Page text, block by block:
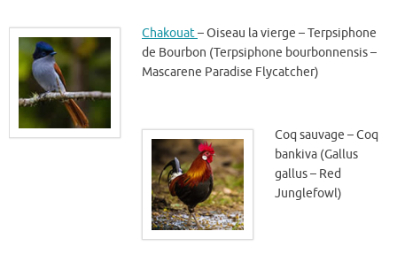
Chakouat– Oiseau la vierge – Terpsiphone
de Bourbon (Terpsiphone bourbonnensis –
Mascarene Paradise Flycatcher)
Coq sauvage – Coq
bankiva (Gallus
gallus – Red
Junglefowl)